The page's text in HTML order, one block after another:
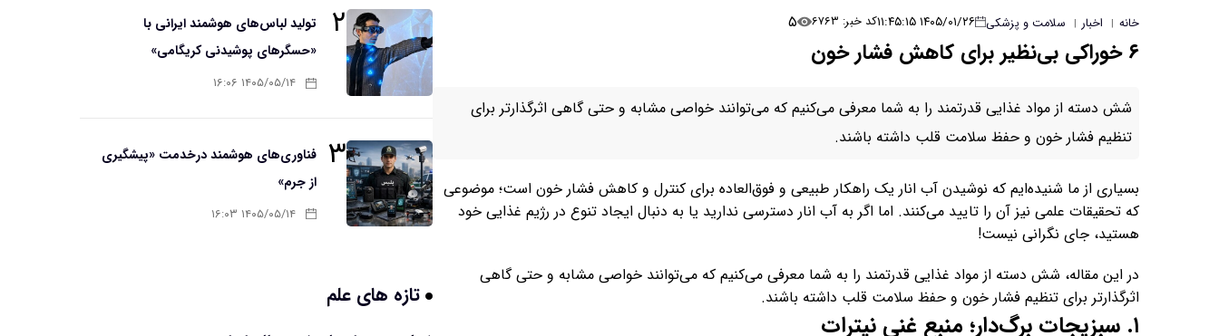
خانه | اخبار | سلامت و پزشکی ۱۴۰۵/۰۱/۲۶ ۱۱:۴۵:۱۵ کد خبر: ۶۷۶۳ ۵
۶ خوراکی بی‌نظیر برای کاهش فشار خون
شش دسته از مواد غذایی قدرتمند را به شما معرفی می‌کنیم که می‌توانند خواصی مشابه و حتی گاهی اثرگذارتر برای
تنظیم فشار خون و حفظ سلامت قلب داشته باشند.
بسیاری از ما شنیده‌ایم که نوشیدن آب انار یک راهکار طبیعی و فوق‌العاده برای کنترل و کاهش فشار خون است؛ موضوعی
که تحقیقات علمی نیز آن را تایید می‌کنند. اما اگر به آب انار دسترسی ندارید یا به دنبال ایجاد تنوع در رژیم غذایی خود
هستید، جای نگرانی نیست!
در این مقاله، شش دسته از مواد غذایی قدرتمند را به شما معرفی می‌کنیم که می‌توانند خواصی مشابه و حتی گاهی
اثرگذارتر برای تنظیم فشار خون و حفظ سلامت قلب داشته باشند.
۱. سبزیجات برگ‌دار؛ منبع غنی نیترات
۲
تولید لباس‌های هوشمند ایرانی با
«حسگرهای پوشیدنی کریگامی»
۱۴۰۵/۰۵/۱۴ ۱۶:۰۶
۳ فناوری‌های هوشمند درخدمت «پیشگیری
از جرم»
۱۴۰۵/۰۵/۱۴ ۱۶:۰۳
تازه های علم